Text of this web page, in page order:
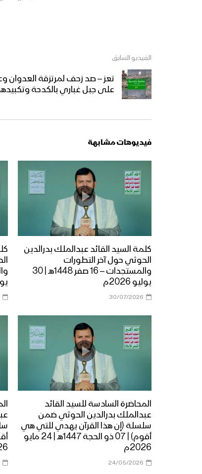
الفيديو السابق
تعز – صد زحف لمرتزقة العدوان
على جبل غباري بالكدحة
فيديوهات مشابهة
كلمة السيد القائد عبدالملك بدرالدين
الحوثي حول آخر التطورات
والمستجدات – 16 صفر 1448هـ | 30
يوليو 2026م
30/07/2026
المحاضرة السادسة للسيد القائد
عبدالملك بدرالدين الحوثي ضمن
سلسلة (إن هذا القرآن يهدي للتي هي
أقوم) | 07 ذو الحجة 1447هـ | 24 مايو
2026م
24/05/2026